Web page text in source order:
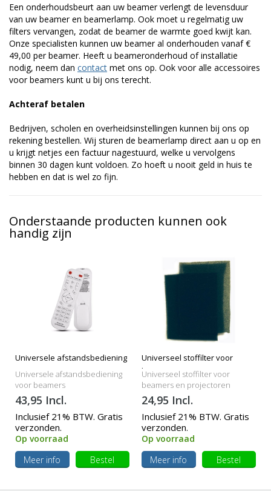
Een onderhoudsbeurt aan uw beamer verlengt de levensduur
van uw beamer en beamerlamp. Ook moet u regelmatig uw
filters vervangen, zodat de beamer de warmte goed kwijt kan.
Onze specialisten kunnen uw beamer al onderhouden vanaf €
49,00 per beamer. Heeft u beameronderhoud of installatie
nodig, neem dan contact met ons op. Ook voor alle accessoires
voor beamers kunt u bij ons terecht.
Achteraf betalen
Bedrijven, scholen en overheidsinstellingen kunnen bij ons op
rekening bestellen. Wij sturen de beamerlamp direct aan u op en
u krijgt netjes een factuur nagestuurd, welke u vervolgens
binnen 30 dagen kunt voldoen. Zo hoeft u nooit geld in huis te
hebben en dat is wel zo fijn.
Onderstaande producten kunnen ook
handig zijn
Universele afstandsbediening
Universele afstandsbediening
voor beamers
43,95 Incl.
Inclusief 21% BTW. Gratis
verzonden.
Op voorraad
Meer info
Bestel
Universeel stoffilter voor
beamers
Universeel stoffilter voor
beamers en projectoren
24,95 Incl.
Inclusief 21% BTW. Gratis
verzonden.
Op voorraad
Meer info
Bestel